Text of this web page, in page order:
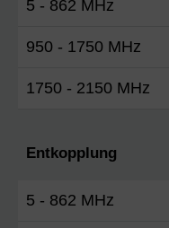
5 - 862 MHz
950 - 1750 MHz
1750 - 2150 MHz
Entkopplung
5 - 862 MHz